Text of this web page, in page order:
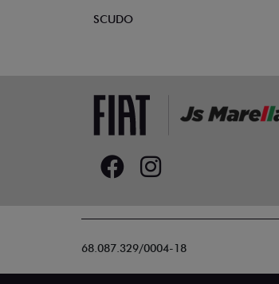
SCUDO
68.087.329/0004-18